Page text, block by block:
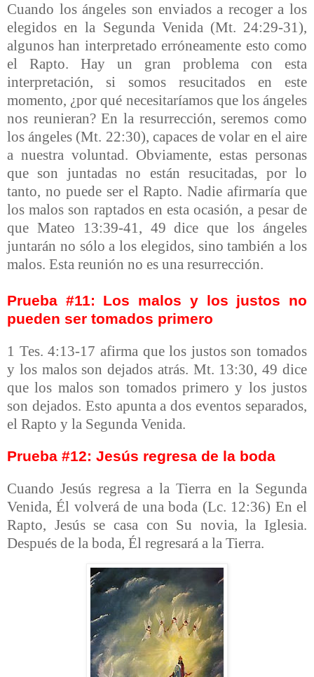
Cuando los ángeles son enviados a recoger a los
elegidos en la Segunda Venida (Mt. 24:29-31),
algunos han interpretado erróneamente esto como
el Rapto. Hay un gran problema con esta
interpretación, si somos resucitados en este
momento, ¿por qué necesitaríamos que los ángeles
nos reunieran? En la resurrección, seremos como
los ángeles (Mt. 22:30), capaces de volar en el aire
a nuestra voluntad. Obviamente, estas personas
que son juntadas no están resucitadas, por lo
tanto, no puede ser el Rapto. Nadie afirmaría que
los malos son raptados en esta ocasión, a pesar de
que Mateo 13:39-41, 49 dice que los ángeles
juntarán no sólo a los elegidos, sino también a los
malos. Esta reunión no es una resurrección.
Prueba #11: Los malos y los justos no
pueden ser tomados primero
1 Tes. 4:13-17 afirma que los justos son tomados
y los malos son dejados atrás. Mt. 13:30, 49 dice
que los malos son tomados primero y los justos
son dejados. Esto apunta a dos eventos separados,
el Rapto y la Segunda Venida.
Prueba #12: Jesús regresa de la boda
Cuando Jesús regresa a la Tierra en la Segunda
Venida, Él volverá de una boda (Lc. 12:36) En el
Rapto, Jesús se casa con Su novia, la Iglesia.
Después de la boda, Él regresará a la Tierra.